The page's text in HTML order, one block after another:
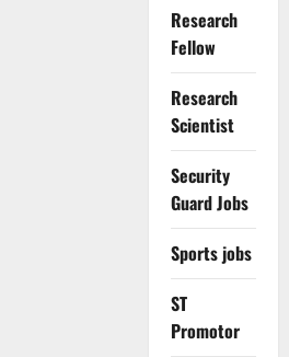
Research
Fellow
Research
Scientist
Security
Guard Jobs
Sports jobs
ST
Promotor